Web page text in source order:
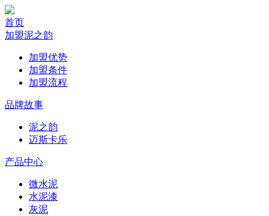
首页
加盟泥之韵
加盟优势
加盟条件
加盟流程
品牌故事
泥之韵
迈斯卡乐
产品中心
微水泥
水泥漆
灰泥